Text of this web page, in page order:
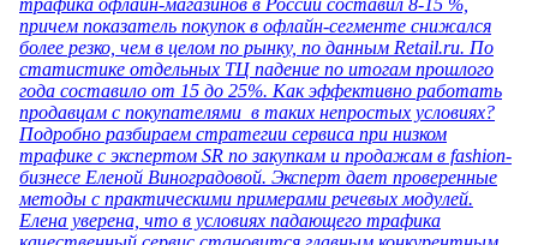
трафика офлайн-магазинов в России составил 8-15 %,
причем показатель покупок в офлайн-сегменте снижался
более резко, чем в целом по рынку, по данным Retail.ru. По
статистике отдельных ТЦ падение по итогам прошлого
года составило от 15 до 25%. Как эффективно работать
продавцам с покупателями в таких непростых условиях?
Подробно разбираем стратегии сервиса при низком
трафике с экспертом SR по закупкам и продажам в fashion-
бизнесе Еленой Виноградовой. Эксперт дает проверенные
методы с практическими примерами речевых модулей.
Елена уверена, что в условиях падающего трафика